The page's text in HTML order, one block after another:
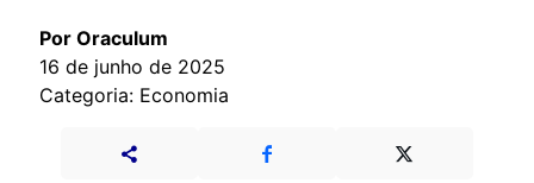
Por Oraculum
16 de junho de 2025
Categoria: Economia